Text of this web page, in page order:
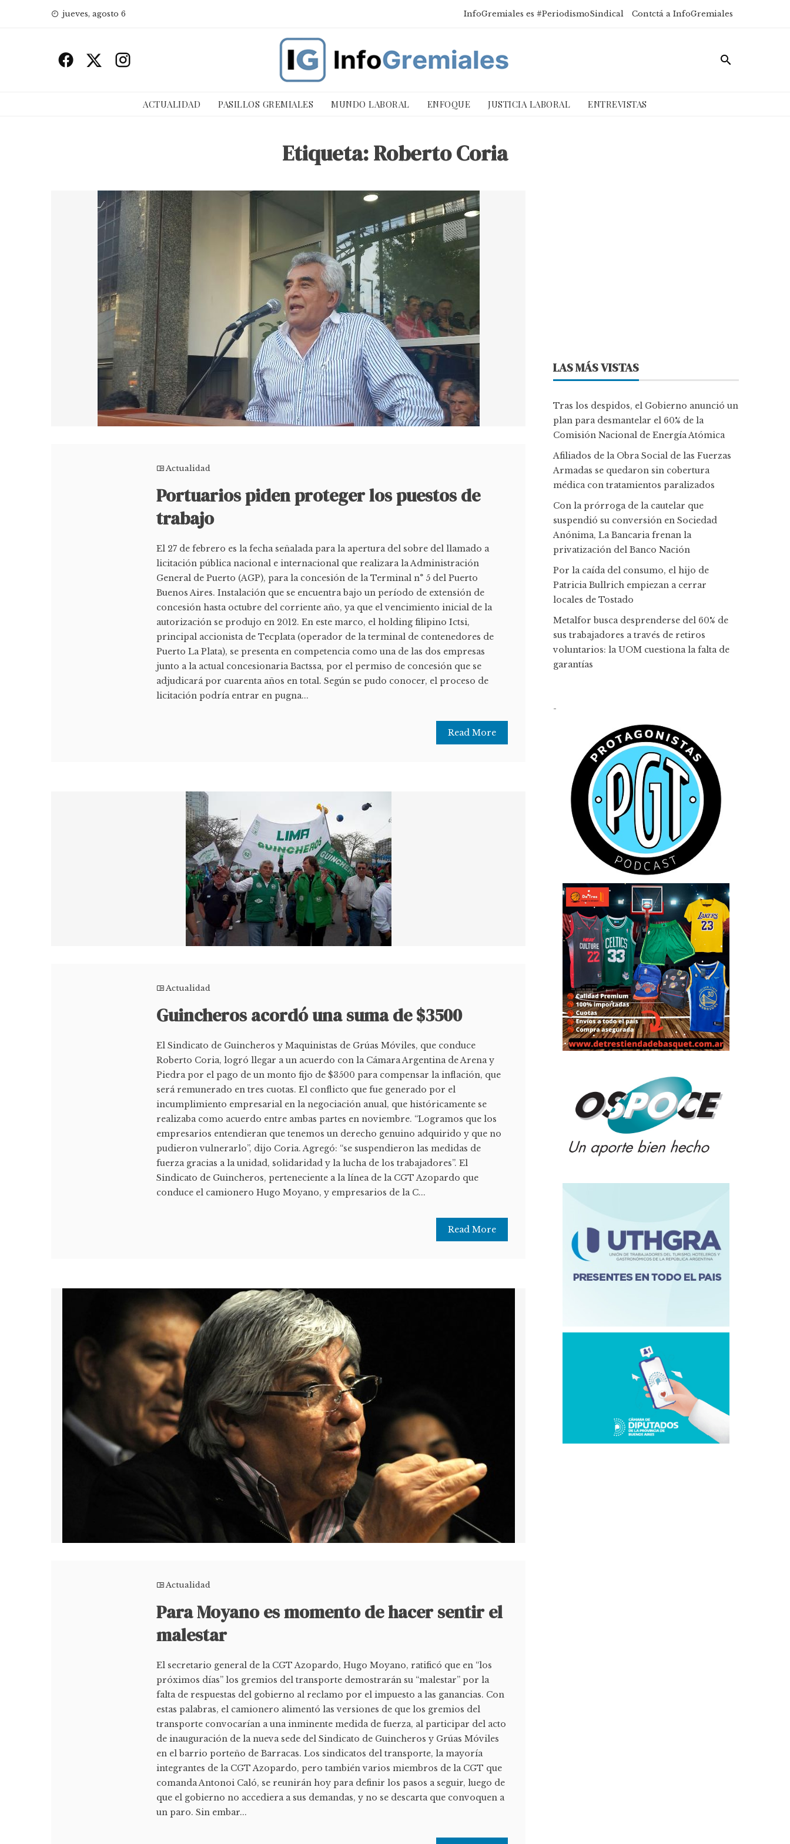
jueves, agosto 6 InfoGremiales es #PeriodismoSindical Contctá a InfoGremiales
ACTUALIDAD PASILLOS GREMIALES MUNDO LABORAL ENFOQUE JUSTICIA LABORAL ENTREVISTAS
Etiqueta:Roberto Coria
Actualidad
Portuarios piden proteger los puestos de
trabajo
El 27 de febrero es la fecha señalada para la apertura del sobre del llamado a
licitación pública nacional e internacional que realizara la Administración
General de Puerto (AGP), para la concesión de la Terminal n° 5 del Puerto
Buenos Aires. Instalación que se encuentra bajo un período de extensión de
concesión hasta octubre del corriente año, ya que el vencimiento inicial de la
autorización se produjo en 2012. En este marco, el holding filipino Ictsi,
principal accionista de Tecplata (operador de la terminal de contenedores de
Puerto La Plata), se presenta en competencia como una de las dos empresas
junto a la actual concesionaria Bactssa, por el permiso de concesión que se
adjudicará por cuarenta años en total. Según se pudo conocer, el proceso de
licitación podría entrar en pugna...
Read More
Actualidad
Guincheros acordó una suma de $3500
El Sindicato de Guincheros y Maquinistas de Grúas Móviles, que conduce
Roberto Coria, logró llegar a un acuerdo con la Cámara Argentina de Arena y
Piedra por el pago de un monto fijo de $3500 para compensar la inflación, que
será remunerado en tres cuotas. El conflicto que fue generado por el
incumplimiento empresarial en la negociación anual, que históricamente se
realizaba como acuerdo entre ambas partes en noviembre. “Logramos que los
empresarios entendieran que tenemos un derecho genuino adquirido y que no
pudieron vulnerarlo”, dijo Coria. Agregó: “se suspendieron las medidas de
fuerza gracias a la unidad, solidaridad y la lucha de los trabajadores”. El
Sindicato de Guincheros, perteneciente a la línea de la CGT Azopardo que
conduce el camionero Hugo Moyano, y empresarios de la C...
Read More
Actualidad
Para Moyano es momento de hacer sentir el
malestar
El secretario general de la CGT Azopardo, Hugo Moyano, ratificó que en “los
próximos días” los gremios del transporte demostrarán su “malestar” por la
falta de respuestas del gobierno al reclamo por el impuesto a las ganancias. Con
estas palabras, el camionero alimentó las versiones de que los gremios del
transporte convocarían a una inminente medida de fuerza, al participar del acto
de inauguración de la nueva sede del Sindicato de Guincheros y Grúas Móviles
en el barrio porteño de Barracas. Los sindicatos del transporte, la mayoría
integrantes de la CGT Azopardo, pero también varios miembros de la CGT que
comanda Antonoi Caló, se reunirán hoy para definir los pasos a seguir, luego de
que el gobierno no accediera a sus demandas, y no se descarta que convoquen a
un paro. Sin embar...
LAS MÁS VISTAS
Tras los despidos, el Gobierno anunció un
plan para desmantelar el 60% de la
Comisión Nacional de Energía Atómica
Afiliados de la Obra Social de las Fuerzas
Armadas se quedaron sin cobertura
médica con tratamientos paralizados
Con la prórroga de la cautelar que
suspendió su conversión en Sociedad
Anónima, La Bancaria frenan la
privatización del Banco Nación
Por la caída del consumo, el hijo de
Patricia Bullrich empiezan a cerrar
locales de Tostado
Metalfor busca desprenderse del 60% de
sus trabajadores a través de retiros
voluntarios: la UOM cuestiona la falta de
garantías
-